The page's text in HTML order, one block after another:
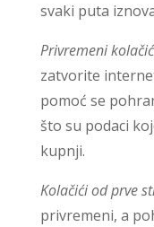
svaki puta
Privremeni
zatvorite
pomoć se
što su podaci
kupnji.
Kolačići od prve
privremeni, a